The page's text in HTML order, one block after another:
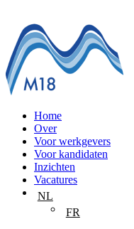
Home
Over
Voor werkgevers
Voor kandidaten
Inzichten
Vacatures
NL
FR